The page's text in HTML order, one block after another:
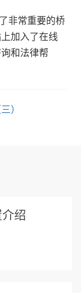
非常重要的桥
加入了在线
和法律帮
）
绍